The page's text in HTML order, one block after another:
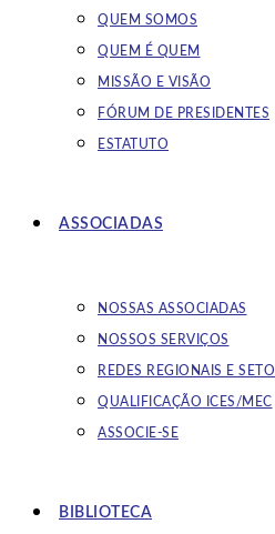
QUEM SOMOS
QUEM É QUEM
MISSÃO E VISÃO
FÓRUM DE PRESIDENTES
ESTATUTO
ASSOCIADAS
NOSSAS ASSOCIADAS
NOSSOS SERVIÇOS
REDES REGIONAIS E
QUALIFICAÇÃO ICES/MEC
ASSOCIE-SE
BIBLIOTECA